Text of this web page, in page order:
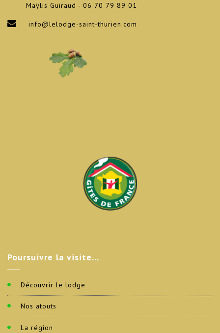
Maÿlis Guiraud - 06 70 79 89 01
info@lelodge-saint-thurien.com
Poursuivre la visite…
Découvrir le lodge
Nos atouts
La région